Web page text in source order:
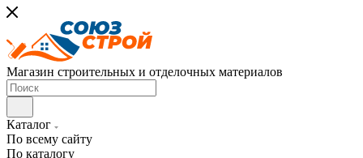
Магазин строительных и отделочных материалов
Каталог
По всему сайту
По каталогу